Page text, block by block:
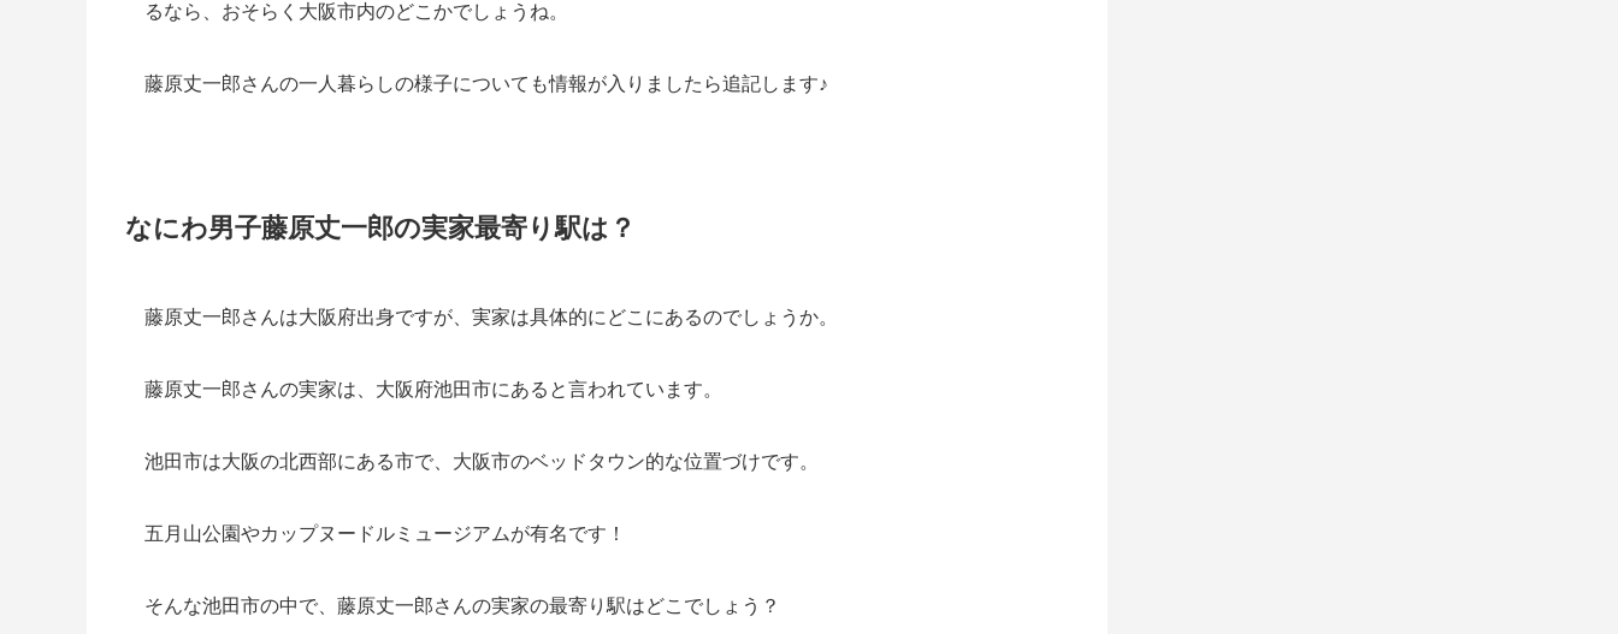
るなら、おそらく大阪市内のどこかでしょうね。
藤原丈一郎さんの一人暮らしの様子についても情報が入りましたら追記します♪
なにわ男子藤原丈一郎の実家最寄り駅は？
藤原丈一郎さんは大阪府出身ですが、実家は具体的にどこにあるのでしょうか。
藤原丈一郎さんの実家は、大阪府池田市にあると言われています。
池田市は大阪の北西部にある市で、大阪市のベッドタウン的な位置づけです。
五月山公園やカップヌードルミュージアムが有名です！
そんな池田市の中で、藤原丈一郎さんの実家の最寄り駅はどこでしょう？